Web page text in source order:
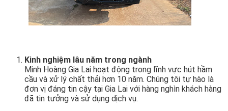
Kinh nghiệm lâu năm trong ngành
Minh Hoàng Gia Lai hoạt động trong lĩnh vực hút hầm
cầu và xử lý chất thải hơn 10 năm. Chúng tôi tự hào là
đơn vị đáng tin cậy tại Gia Lai với hàng nghìn khách hàng
đã tin tưởng và sử dụng dịch vụ.